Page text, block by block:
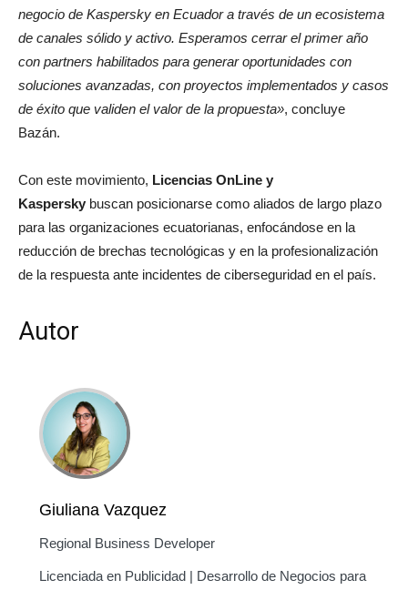
negocio de Kaspersky en Ecuador a través de un ecosistema
de canales sólido y activo. Esperamos cerrar el primer año
con partners habilitados para generar oportunidades con
soluciones avanzadas, con proyectos implementados y casos
de éxito que validen el valor de la propuesta», concluye
Bazán.
Con este movimiento, Licencias OnLine y
Kaspersky buscan posicionarse como aliados de largo plazo
para las organizaciones ecuatorianas, enfocándose en la
reducción de brechas tecnológicas y en la profesionalización
de la respuesta ante incidentes de ciberseguridad en el país.
Autor
Giuliana Vazquez
Regional Business Developer
Licenciada en Publicidad | Desarrollo de Negocios para